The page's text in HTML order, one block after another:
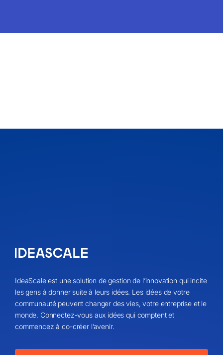
IdeaScale est une solution de gestion de l’innovation qui incite
les gens à donner suite à leurs idées. Les idées de votre
communauté peuvent changer des vies, votre entreprise et le
monde. Connectez-vous aux idées qui comptent et
commencez à co-créer l’avenir.